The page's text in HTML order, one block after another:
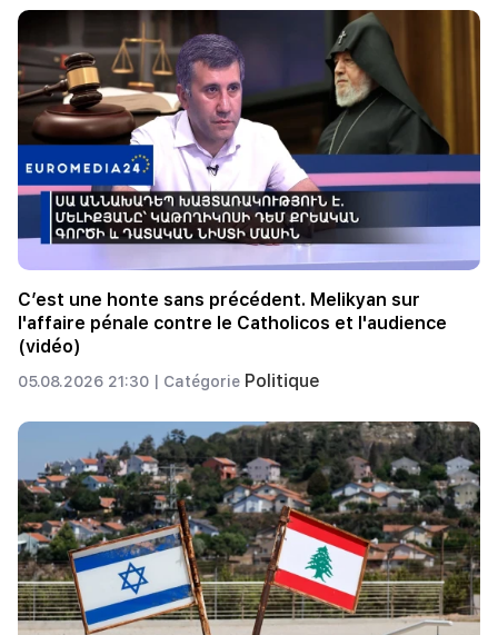
C’est une honte sans précédent. Melikyan sur
l'affaire pénale contre le Catholicos et l'audience
(vidéo)
05.08.2026 21:30 | Catégorie Politique